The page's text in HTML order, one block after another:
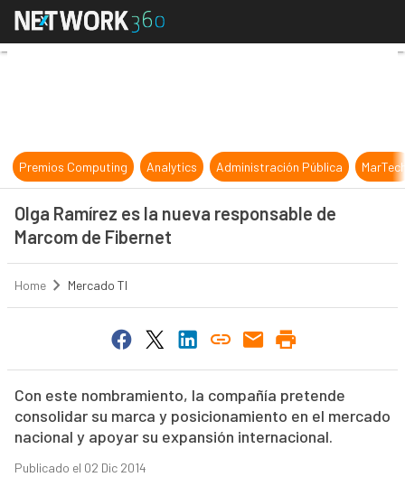
Olga Ramírez es la nueva
Premios Computing Analytics Administración Pública
Olga Ramírez es la nueva responsable de
Marcom de Fibernet
Home Mercado TI
Con este nombramiento, la compañía pretende
consolidar su marca y posicionamiento en el mercado
nacional y apoyar su expansión internacional.
Publicado el 02 Dic 2014